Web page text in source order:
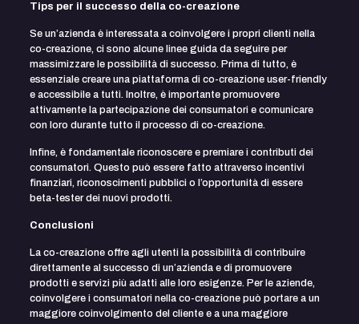
Tips per il successo della co-creazione
Se un’azienda è interessata a coinvolgere i propri clienti nella
co-creazione, ci sono alcune linee guida da seguire per
massimizzare le possibilità di successo. Prima di tutto, è
essenziale creare una piattaforma di co-creazione user-friendly
e accessibile a tutti. Inoltre, è importante promuovere
attivamente la partecipazione dei consumatori e comunicare
con loro durante tutto il processo di co-creazione.
Infine, è fondamentale riconoscere e premiare i contributi dei
consumatori. Questo può essere fatto attraverso incentivi
finanziari, riconoscimenti pubblici o l’opportunità di essere
beta-tester dei nuovi prodotti.
Conclusioni
La co-creazione offre agli utenti la possibilità di contribuire
direttamente al successo di un’azienda e di promuovere
prodotti e servizi più adatti alle loro esigenze. Per le aziende,
coinvolgere i consumatori nella co-creazione può portare a un
maggiore coinvolgimento del cliente e a una maggiore